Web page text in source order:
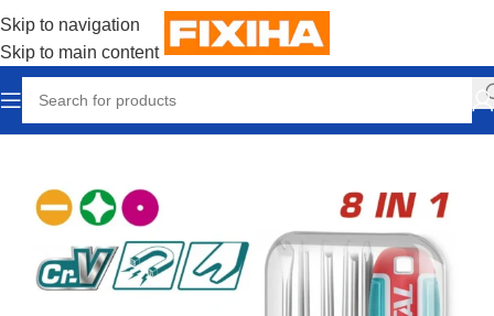
Skip to navigation
Skip to main content
Accueil/Outillages & Equipements